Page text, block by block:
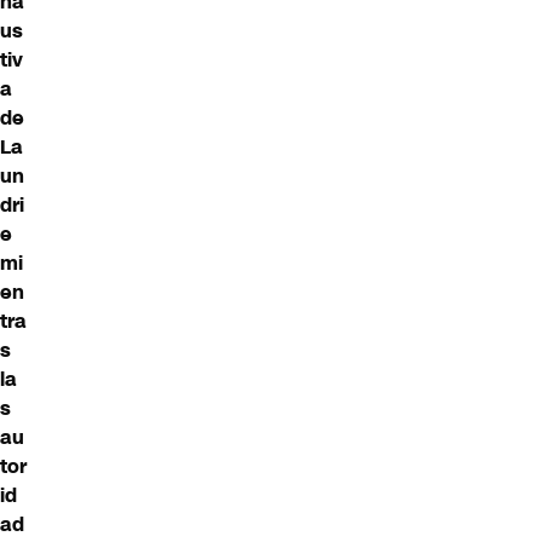
us
tiv
a
de
La
un
dri
e
mi
en
tra
s
la
s
au
tor
id
ad